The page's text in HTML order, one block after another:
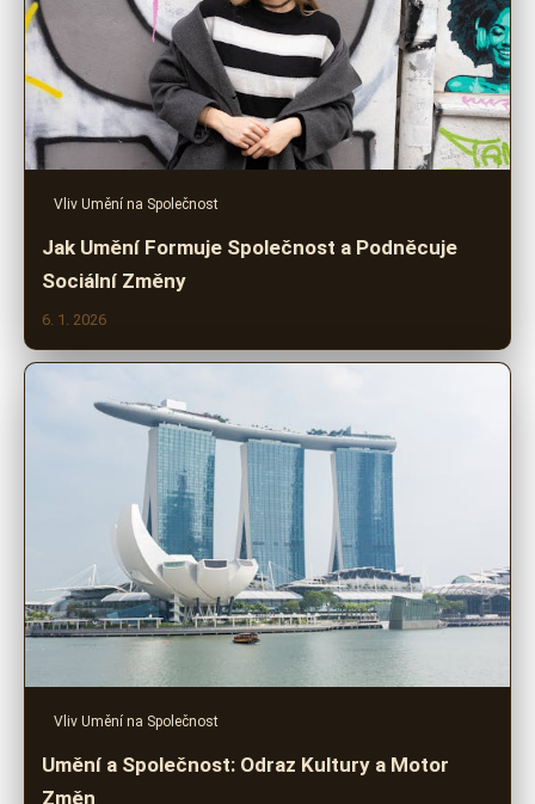
Vliv Umění na Společnost
Jak Umění Formuje Společnost a Podněcuje
Sociální Změny
6. 1. 2026
Vliv Umění na Společnost
Umění a Společnost: Odraz Kultury a Motor
Změn